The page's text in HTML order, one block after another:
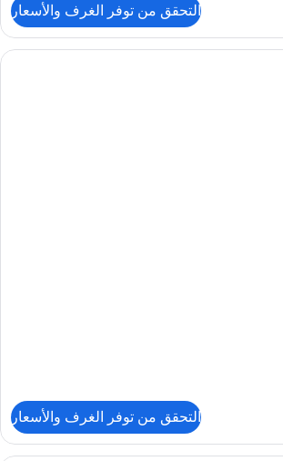
التحقق من توفر الغرف والأسعار
التحقق من توفر الغرف والأسعار